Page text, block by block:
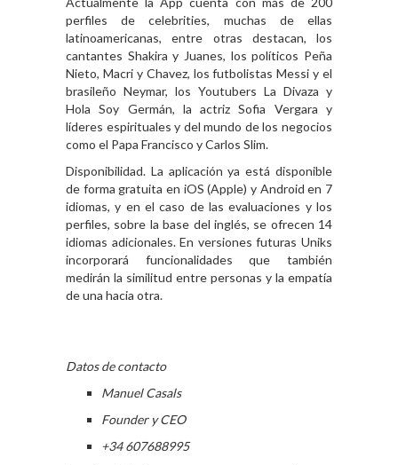
perfiles de celebrities, muchas de ellas
latinoamericanas, entre otras destacan, los
cantantes Shakira y Juanes, los políticos Peña
Nieto, Macri y Chavez, los futbolistas Messi y el
brasileño Neymar, los Youtubers La Divaza y
Hola Soy Germán, la actriz Sofia Vergara y
líderes espirituales y del mundo de los negocios
como el Papa Francisco y Carlos Slim.
Disponibilidad. La aplicación ya está disponible
de forma gratuita en iOS (Apple) y Android en 7
idiomas, y en el caso de las evaluaciones y los
perfiles, sobre la base del inglés, se ofrecen 14
idiomas adicionales. En versiones futuras Uniks
incorporará funcionalidades que también
medirán la similitud entre personas y la empatía
de una hacia otra.
Datos de contacto
Manuel Casals
Founder y CEO
+34 607688995